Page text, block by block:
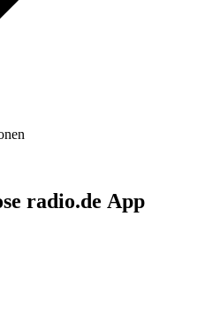
radio.de App